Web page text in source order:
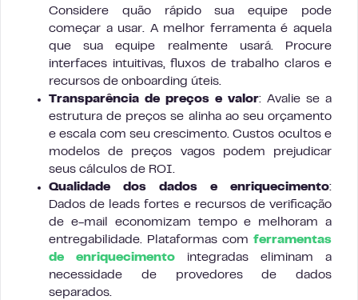
Considere quão rápido sua equipe pode
começar a usar. A melhor ferramenta é aquela
que sua equipe realmente usará. Procure
interfaces intuitivas, fluxos de trabalho claros e
recursos de onboarding úteis.
Transparência de preços e valor: Avalie se a
estrutura de preços se alinha ao seu orçamento
e escala com seu crescimento. Custos ocultos e
modelos de preços vagos podem prejudicar
seus cálculos de ROI.
Qualidade dos dados e enriquecimento:
Dados de leads fortes e recursos de verificação
de e-mail economizam tempo e melhoram a
entregabilidade. Plataformas com ferramentas
de enriquecimento integradas eliminam a
necessidade de provedores de dados
separados.